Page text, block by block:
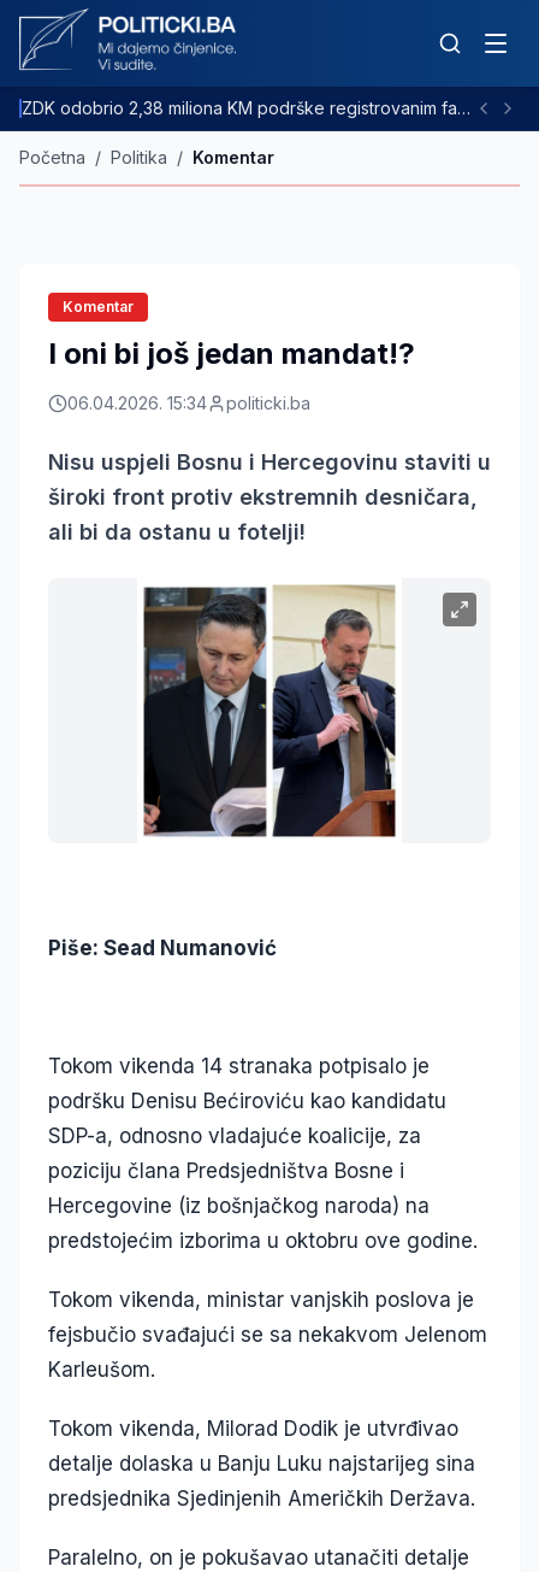
ZDK odobrio 2,38 miliona KM podrške registrovanim farmama goveda
Početna / Politika / Komentar
Komentar
I oni bi još jedan mandat!?
06.04.2026. 15:34 politicki.ba
Nisu uspjeli Bosnu i Hercegovinu staviti u
široki front protiv ekstremnih desničara,
ali bi da ostanu u fotelji!
Piše: Sead Numanović
Tokom vikenda 14 stranaka potpisalo je
podršku Denisu Bećiroviću kao kandidatu
SDP-a, odnosno vladajuće koalicije, za
poziciju člana Predsjedništva Bosne i
Hercegovine (iz bošnjačkog naroda) na
predstojećim izborima u oktobru ove godine.
Tokom vikenda, ministar vanjskih poslova je
fejsbučio svađajući se sa nekakvom Jelenom
Karleušom.
Tokom vikenda, Milorad Dodik je utvrđivao
detalje dolaska u Banju Luku najstarijeg sina
predsjednika Sjedinjenih Američkih Deržava.
Paralelno, on je pokušavao utanačiti detalje